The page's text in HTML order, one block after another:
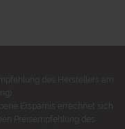
des Herstellers am
Ersparnis errechnet sich
Preisempfehlung des